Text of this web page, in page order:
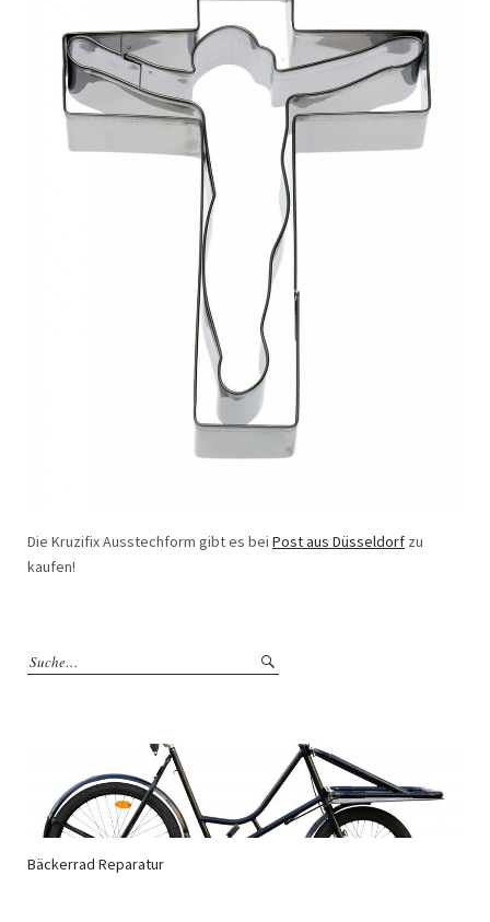
Die Kruzifix Ausstechform gibt es bei Post aus Düsseldorf zu
kaufen!
Bäckerrad Reparatur